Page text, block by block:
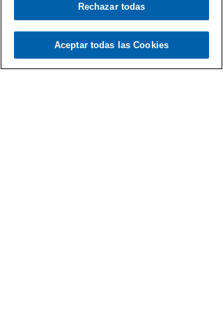
Rechazar todas
Aceptar todas las Cookies